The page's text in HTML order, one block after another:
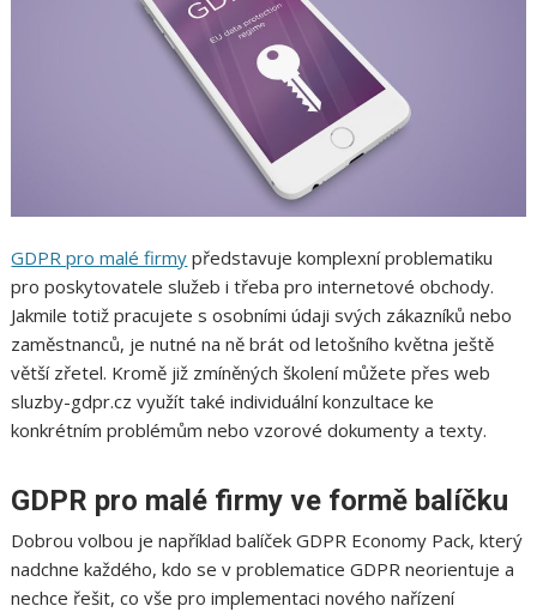
GDPR pro malé firmy představuje komplexní problematiku
pro poskytovatele služeb i třeba pro internetové obchody.
Jakmile totiž pracujete s osobními údaji svých zákazníků nebo
zaměstnanců, je nutné na ně brát od letošního května ještě
větší zřetel. Kromě již zmíněných školení můžete přes web
sluzby-gdpr.cz využít také individuální konzultace ke
konkrétním problémům nebo vzorové dokumenty a texty.
GDPR pro malé firmy ve formě balíčku
Dobrou volbou je například balíček GDPR Economy Pack, který
nadchne každého, kdo se v problematice GDPR neorientuje a
nechce řešit, co vše pro implementaci nového nařízení